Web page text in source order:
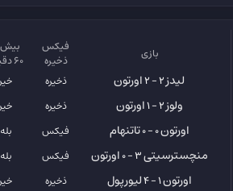
بازی
فیکس
ذخیره
بیش
۶۰ دقیقه
لیدز2 - 2 اورتون ذخیره خیر
ولوز2 - 1 اورتون ذخیره خیر
اورتون0 - 0 تاتنهام فیکس بله
منچسترسیتی3 - 0 اورتون فیکس بله
اورتون1 - 4 لیورپول ذخیره خیر